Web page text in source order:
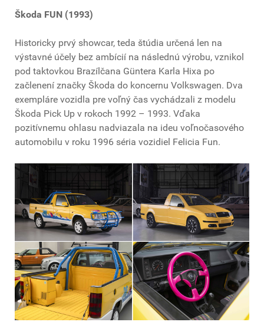
Škoda FUN (1993)
Historicky prvý showcar, teda štúdia určená len na
výstavné účely bez ambícií na následnú výrobu, vznikol
pod taktovkou Brazílčana Güntera Karla Hixa po
začlenení značky Škoda do koncernu Volkswagen. Dva
exempláre vozidla pre voľný čas vychádzali z modelu
Škoda Pick Up v rokoch 1992 – 1993. Vďaka
pozitívnemu ohlasu nadviazala na ideu voľnočasového
automobilu v roku 1996 séria vozidiel Felicia Fun.